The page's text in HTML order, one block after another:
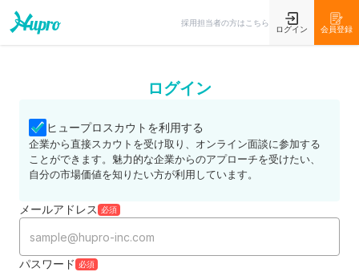
採用担当者の方はこちら
ログイン 会員登録
ログイン
ヒュープロスカウトを利用する
企業から直接スカウトを受け取り、オンライン面談に参加する
ことができます。魅力的な企業からのアプローチを受けたい、
自分の市場価値を知りたい方が利用しています。
メールアドレス 必須
パスワード 必須